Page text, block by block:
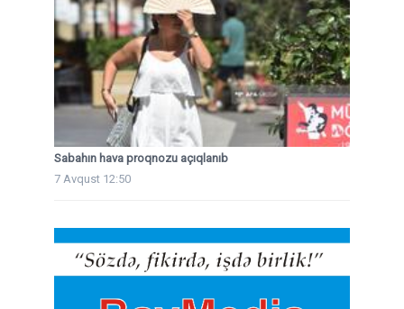
Sabahın hava proqnozu açıqlanıb
7 Avqust 12:50